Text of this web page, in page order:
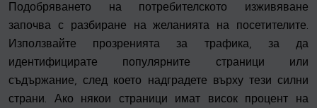
Подобряването на потребителското изживяване
започва с разбиране на желанията на посетителите.
Използвайте прозренията за трафика, за да
идентифицирате популярните страници или
съдържание, след което надградете върху тези силни
страни. Ако някои страници имат висок процент на